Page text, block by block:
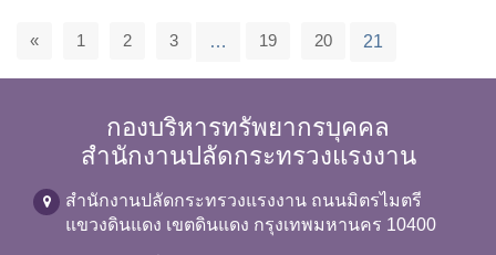
« 1 2 3 … 19 20 21
กองบริหารทรัพยากรบุคคล
สำนักงานปลัดกระทรวงแรงงาน
สำนักงานปลัดกระทรวงแรงงาน ถนนมิตรไมตรี
แขวงดินแดง เขตดินแดง กรุงเทพมหานคร 10400